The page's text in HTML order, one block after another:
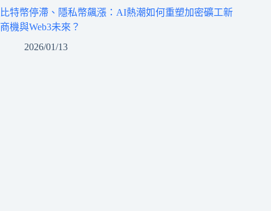
比特幣停滯、隱私幣飆漲：AI熱潮如何重塑加密礦工新
商機與Web3未來？
2026/01/13